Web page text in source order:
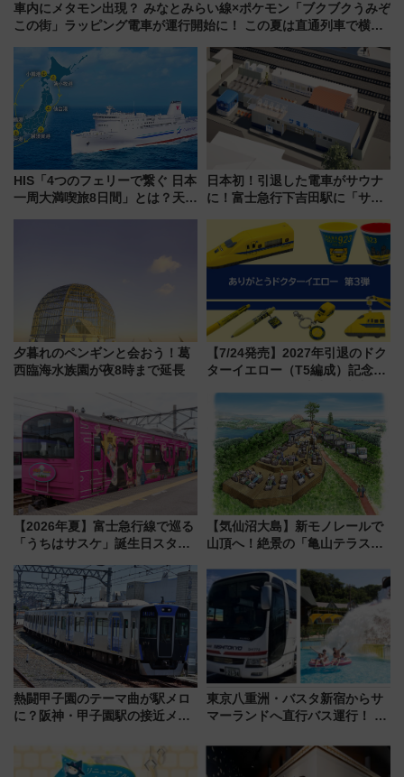
車内にメタモン出現？ みなとみらい線×ポケモン「ブクブクうみぞ
この街」ラッピング電車が運行開始に！ この夏は直通列車で横浜
HIS「4つのフェリーで繋ぐ 日本
一周大満喫旅8日間」とは？天橋
日本初！引退した電車がサウナ
に！富士急行下吉田駅に「サ電
業 行き交う電車の音や振動を
感じながら「ととのう」新感覚
夕暮れのペンギンと会おう！葛
西臨海水族園が夜8時まで延長
【7/24発売】2027年引退のドク
ターイエロー（T5編成）記念グ
送の目覚まし時計など通販・販
売店舗まとめ
【2026年夏】富士急行線で巡る
「うちはサスケ」誕生日スタン
定グルメ＆グッズ徹底ガイド
【気仙沼大島】新モノレールで
山頂へ！絶景の「亀山テラス
暇村のお得な日帰りプランも登
場
熱闘甲子園のテーマ曲が駅メロ
に？阪神・甲子園駅の接近メロ
谷実アレンジの特別仕様へ、8月
5日始発から
東京八重洲・バスタ新宿からサ
マーランドへ直行バス運行！ お
推し活を楽しもう！（2026年
8/1～31）